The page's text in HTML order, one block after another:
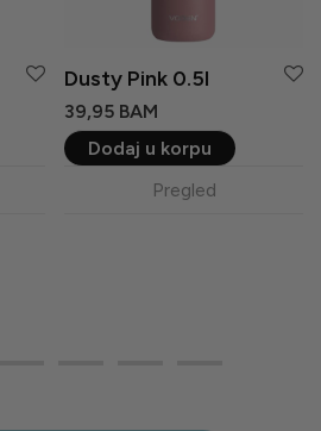
Black Powder 0.75l
44,95BAM
Dodaj u korpu
Pregled